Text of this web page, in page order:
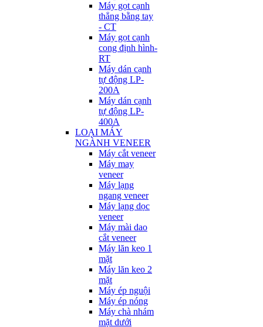
Máy gọt cạnh
thẳng bằng tay
- CT
Máy gọt cạnh
cong định hình-
RT
Máy dán cạnh
tự động LP-
200A
Máy dán cạnh
tự động LP-
400A
LOẠI MÁY
NGÀNH VENEER
Máy cắt veneer
Máy may
veneer
Máy lạng
ngang veneer
Máy lạng dọc
veneer
Máy mài dao
cắt veneer
Máy lăn keo 1
mặt
Máy lăn keo 2
mặt
Máy ép nguội
Máy ép nóng
Máy chà nhám
mặt dưới